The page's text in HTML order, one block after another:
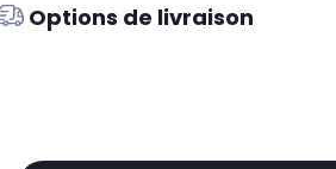
Options de livraison